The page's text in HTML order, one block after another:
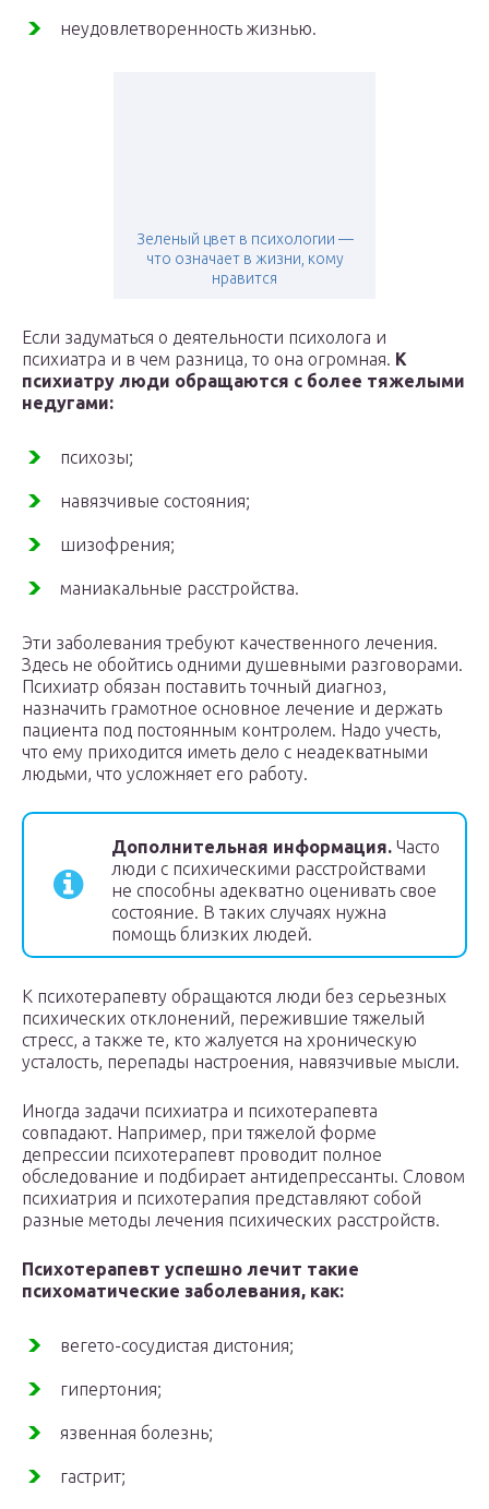
неудовлетворенность жизнью.
Зеленый цвет в психологии —
что означает в жизни, кому
нравится
Если задуматься о деятельности психолога и
психиатра и в чем разница, то она огромная. К
психиатру люди обращаются с более тяжелыми
недугами:
психозы;
навязчивые состояния;
шизофрения;
маниакальные расстройства.
Эти заболевания требуют качественного лечения.
Здесь не обойтись одними душевными разговорами.
Психиатр обязан поставить точный диагноз,
назначить грамотное основное лечение и держать
пациента под постоянным контролем. Надо учесть,
что ему приходится иметь дело с неадекватными
людьми, что усложняет его работу.
Дополнительная информация. Часто
люди с психическими расстройствами
не способны адекватно оценивать свое
состояние. В таких случаях нужна
помощь близких людей.
К психотерапевту обращаются люди без серьезных
психических отклонений, пережившие тяжелый
стресс, а также те, кто жалуется на хроническую
усталость, перепады настроения, навязчивые мысли.
Иногда задачи психиатра и психотерапевта
совпадают. Например, при тяжелой форме
депрессии психотерапевт проводит полное
обследование и подбирает антидепрессанты. Словом
психиатрия и психотерапия представляют собой
разные методы лечения психических расстройств.
Психотерапевт успешно лечит такие
психоматические заболевания, как:
вегето-сосудистая дистония;
гипертония;
язвенная болезнь;
гастрит;